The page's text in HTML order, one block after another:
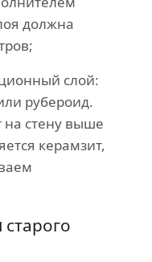
должна
слой:
рубероид.
на стену выше
керамзит,
старого